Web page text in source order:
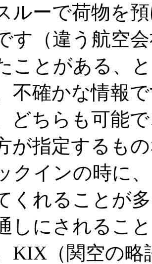
ルーで荷物を
す（違う航空
ことがある、
不確かな情報
どちらも可能
が指定するも
クインの時に
くれることが
しにされるこ
KIX（関空の略